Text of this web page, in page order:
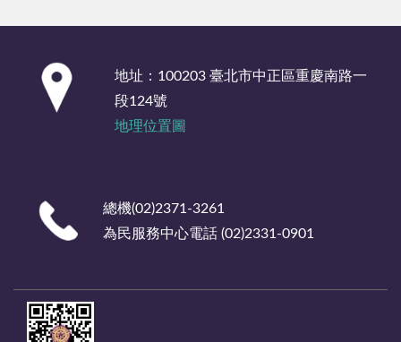
地址：100203 臺北市中正區重慶南路一
段124號
地理位置圖
總機(02)2371-3261
為民服務中心電話 (02)2331-0901